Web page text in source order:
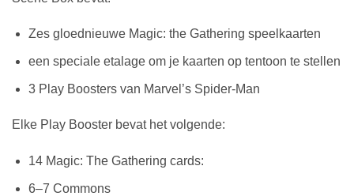
Zes gloednieuwe Magic: the Gathering speelkaarten
een speciale etalage om je kaarten op tentoon te stellen
3 Play Boosters van Marvel’s Spider-Man
Elke Play Booster bevat het volgende:
14 Magic: The Gathering cards:
6–7 Commons